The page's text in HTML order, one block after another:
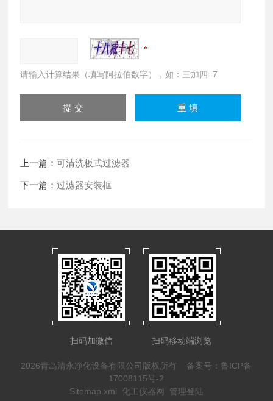
请输入计算结果（填写阿拉伯数字），如：三加四=7
上一篇：可清洗板式过滤器
下一篇：过滤器安装框
扫码加微信 扫码移动端浏览
2026青岛清永净化设备有限公司版权所有 备案号：鲁ICP备
17008115号-2
Sitemap.xml 化工仪器网 管理登陆